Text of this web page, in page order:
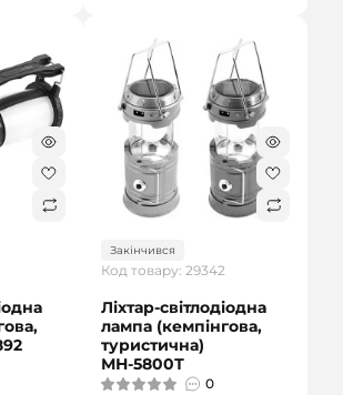
Закінчився
Код товару: 29342
Ліхтар-світлодіодна
лампа (кемпінгова,
туристична)
МН-5800Т
0